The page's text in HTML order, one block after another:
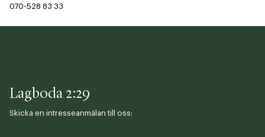
070-528 83 33​​​​‌ ‍ ​‍​‍‌‍ ‌ ​‍‌‍‍‌‌‍‌ ‌‍‍‌‌‍ ‍​‍​‍​ ‍‍​‍​‍‌ ​ ‌‍​‌‌‍ ‍‌‍‍‌‌ ‌​‌ ‍‌​‍ ‍‌‍‍‌‌‍ ​‍​‍​‍ ​​‍​‍‌‍‍​‌ ​‍‌‍‌‌‌‍‌‍​‍​‍​ ‍‍​‍​‍​‍ ‌ ​ ‌ ‌​‌ ‌‌‌‍‌​‌‍‍‌‌‍ ​‍ ‌‍‍‌‌‍ ‍‌ ‌​‌‍‌‌‌‍ ‍‌ ‌​​‍ ‌‍‌‌‌‍‌​‌‍‍‌‌ ‌​​‍ ‌‍ ‌‌‍ ‌‍‌​‌‍‌‌​ ‌‌ ​​‌ ​‍‌‍‌‌‌ ​ ‌‍‌‌‌‍ ‍‌ ‌​‌‍​‌‌ ‌​‌‍‍‌‌‍ ‌‍ ‍​ ‍ ‌‍‍‌‌‍‌​​ ‌‌​‍​‌​​‌‌​ ‍‌​‌‍‌​​‌‌​‌​​ ​‌‌​‌‍​ ‌‍​ ​​‌​​‌​ ​‍​ ​‌​ ​‌‌​‌‍​ ‌​​ ‌‍​ ‍‌‌​‌‌‌​​‌​ ‌​‌​​‍​ ​‌‌​‌‍‌​‌‍​ ​​‌​‌‍​ ‌‌‌​​‌​ ‌‍​ ​‌​ ‌​‌​‌‍​ ‌ ​ ​‍​ ‍ ‌ ‌​‌ ‍‌‌ ​​‌‍‌‌​ ‌‌‍‌‌‌‍ ‌‌ ​​‌‍ ​‌‍ ‌ ‍‌‌‍‌‌‌‍‌‌​ ‍ ‌ ​​‌‍​‌‌ ‌​‌‍‍​​ ‌‌‍​ ‌ ​‍‌‍ ‌​‍ ‍‌‍​ ‌‍‌‌‌‍ ​‌‍ ​‌‌​​‌‍‍​‌‍ ‌‍ ‍‌‍‌‌​ ‌‍​‍‌‍​‌‌ ​ ‌‍‌‌‌‌‌‌‌ ​‍‌‍ ​​ ‌​‍‌‌​ ​‍‌​‌‍‌ ​ ‌ ‌​‌ ‌‌‌‍‌​‌‍‍‌‌‍ ​‍‌‍‌‍‍‌‌‍‌​​ ‌‌​‍​‌​​‌‌​ ‍‌​‌‍‌​​‌‌​‌​​ ​‌‌​‌‍​ ‌‍​ ​​‌​​‌​ ​‍​ ​‌​ ​‌‌​‌‍​ ‌​​ ‌‍​ ‍‌‌​‌‌‌​​‌​ ‌​‌​​‍​ ​‌‌​‌‍‌​‌‍​ ​​‌​‌‍​ ‌‌‌​​‌​ ‌‍​ ​‌​ ‌​‌​‌‍​ ‌ ​ ​‍​‍‌‍‌ ‌​‌ ‍‌‌ ​​‌‍‌‌​ ‌‌‍‌‌‌‍ ‌‌ ​​‌‍ ​‌‍ ‌ ‍‌‌‍‌‌‌‍‌‌​‍‌‍‌ ​​‌‍​‌‌ ‌​‌‍‍​​ ‌‌‍​ ‌ ​‍‌‍ ‌​‍ ‍‌‍​ ‌‍‌‌‌‍ ​‌‍ ​‌‌​​‌‍‍​‌‍ ‌‍ ‍‌‍‌‌​‍‌‍‌‍‍‌‌ ​ ‌​‌​‌ ​‍‌‍​‌‌‍‌‍‌ ‌​​ ‌​‍​‍‌ ‌
Lagboda 2:29
Skicka en intresseanmälan till oss: